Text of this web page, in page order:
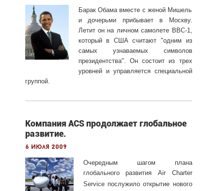
Барак Обама вместе с женой Мишель
и дочерьми прибывает в Москву.
Летит он на личном самолете ВВС-1,
который в США считают "одним из
самых узнаваемых символов
президентства". Он состоит из трех
уровней и управляется специальной
группой.
Компания ACS продолжает глобальное
развитие.
6 июля 2009
Очередным шагом плана
глобального развития Air Charter
Service послужило открытие нового